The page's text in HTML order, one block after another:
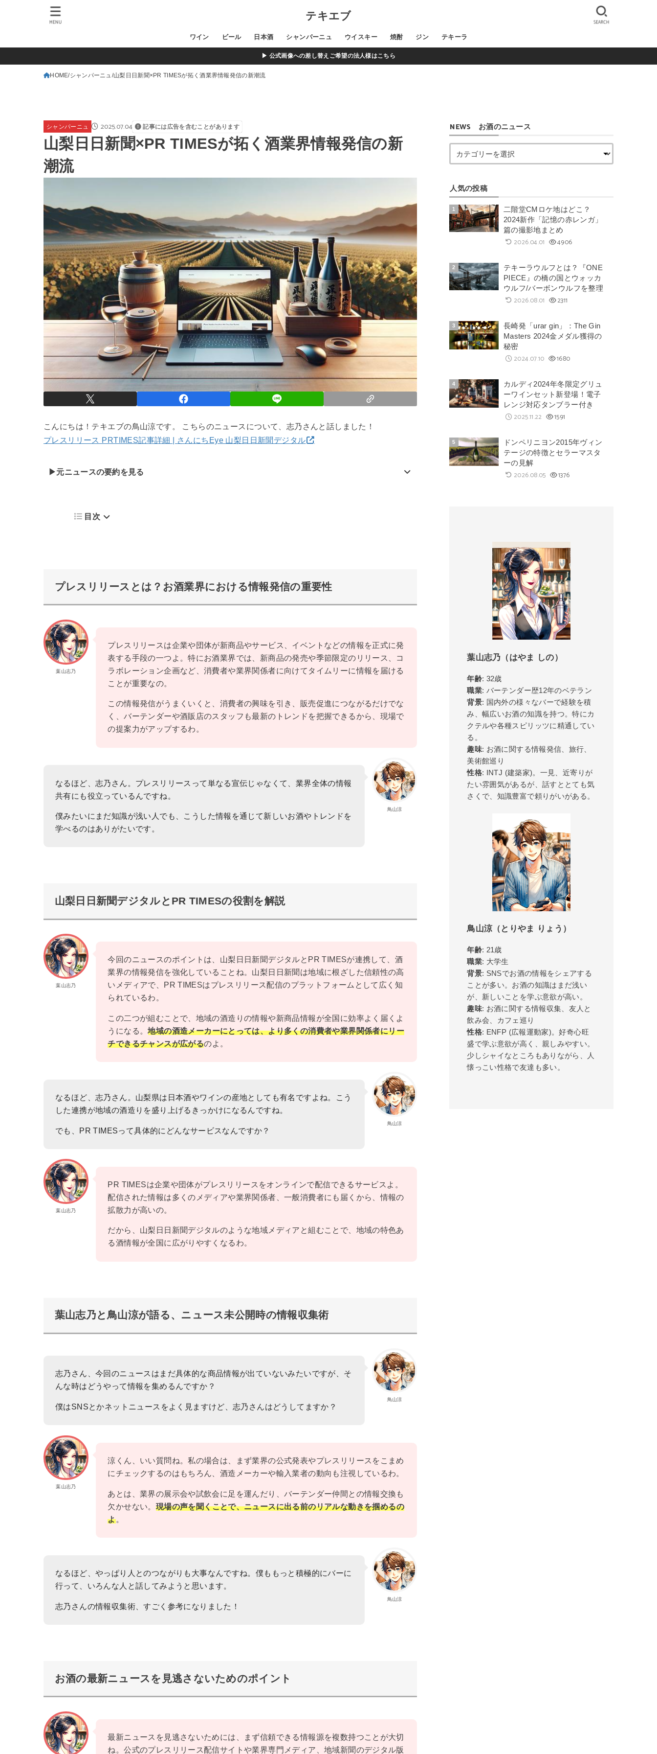
テキエブ
ワイン ビール 日本酒 シャンパーニュ ウイスキー 焼酎 ジン テキーラ
SEARCH
MENU
▶ 公式画像への差し替えご希望の法人様はこちら
HOME シャンパーニュ 山梨日日新聞×PR TIMESが拓く酒業界情報発信の新潮流
シャンパーニュ 2025.07.04 記事には広告を含むことがあります
山梨日日新聞×PR TIMESが拓く酒業界情報発信の新
潮流
こんにちは！テキエブの鳥山涼です。 こちらのニュースについて、志乃さんと話しました！
プレスリリース PRTIMES記事詳細 | さんにちEye 山梨日日新聞デジタル
▶元ニュースの要約を見る
目次
プレスリリースとは？お酒業界における情報発信の重要性
葉山志乃
プレスリリースは企業や団体が新商品やサービス、イベントなどの情報を正式に発
表する手段の一つよ。特にお酒業界では、新商品の発売や季節限定のリリース、コ
ラボレーション企画など、消費者や業界関係者に向けてタイムリーに情報を届ける
ことが重要なの。
この情報発信がうまくいくと、消費者の興味を引き、販売促進につながるだけでな
く、バーテンダーや酒販店のスタッフも最新のトレンドを把握できるから、現場で
の提案力がアップするわ。
鳥山涼
なるほど、志乃さん。プレスリリースって単なる宣伝じゃなくて、業界全体の情報
共有にも役立っているんですね。
僕みたいにまだ知識が浅い人でも、こうした情報を通じて新しいお酒やトレンドを
学べるのはありがたいです。
山梨日日新聞デジタルとPR TIMESの役割を解説
葉山志乃
今回のニュースのポイントは、山梨日日新聞デジタルとPR TIMESが連携して、酒
業界の情報発信を強化していることね。山梨日日新聞は地域に根ざした信頼性の高
いメディアで、PR TIMESはプレスリリース配信のプラットフォームとして広く知
られているわ。
この二つが組むことで、地域の酒造りの情報や新商品情報が全国に効率よく届くよ
うになる。地域の酒造メーカーにとっては、より多くの消費者や業界関係者にリー
チできるチャンスが広がるのよ。
鳥山涼
なるほど、志乃さん。山梨県は日本酒やワインの産地としても有名ですよね。こう
した連携が地域の酒造りを盛り上げるきっかけになるんですね。
でも、PR TIMESって具体的にどんなサービスなんですか？
葉山志乃
PR TIMESは企業や団体がプレスリリースをオンラインで配信できるサービスよ。
配信された情報は多くのメディアや業界関係者、一般消費者にも届くから、情報の
拡散力が高いの。
だから、山梨日日新聞デジタルのような地域メディアと組むことで、地域の特色あ
る酒情報が全国に広がりやすくなるわ。
葉山志乃と鳥山涼が語る、ニュース未公開時の情報収集術
鳥山涼
志乃さん、今回のニュースはまだ具体的な商品情報が出ていないみたいですが、そ
んな時はどうやって情報を集めるんですか？
僕はSNSとかネットニュースをよく見ますけど、志乃さんはどうしてますか？
葉山志乃
涼くん、いい質問ね。私の場合は、まず業界の公式発表やプレスリリースをこまめ
にチェックするのはもちろん、酒造メーカーや輸入業者の動向も注視しているわ。
あとは、業界の展示会や試飲会に足を運んだり、バーテンダー仲間との情報交換も
欠かせない。 現場の声を聞くことで、ニュースに出る前のリアルな動きを掴めるの
よ。
鳥山涼
なるほど、やっぱり人とのつながりも大事なんですね。僕ももっと積極的にバーに
行って、いろんな人と話してみようと思います。
志乃さんの情報収集術、すごく参考になりました！
お酒の最新ニュースを見逃さないためのポイント
最新ニュースを見逃さないためには、まず信頼できる情報源を複数持つことが大切
ね。公式のプレスリリース配信サイトや業界専門メディア、地域新聞のデジタル版
NEWS お酒のニュース
人気の投稿
二階堂CMロケ地はどこ？
2024新作「記憶の赤レンガ」
篇の撮影地まとめ
2026.04.01 4906
テキーラウルフとは？『ONE
PIECE』の橋の国とウォッカ
ウルフ/バーボンウルフを整理
2026.08.01 2311
長崎発「urar gin」：The Gin
Masters 2024金メダル獲得の
秘密
2024.07.10 1680
カルディ2024年冬限定グリュ
ーワインセット新登場！電子
レンジ対応タンブラー付き
2025.11.22 1591
ドンペリニヨン2015年ヴィン
テージの特徴とセラーマスタ
ーの見解
2026.08.05 1376
葉山志乃（はやま しの）
年齢: 32歳
職業: バーテンダー歴12年のベテラン
背景: 国内外の様々なバーで経験を積
み、幅広いお酒の知識を持つ。特にカ
クテルや各種スピリッツに精通してい
る。
趣味: お酒に関する情報発信、旅行、
美術館巡り
性格: INTJ (建築家)。一見、近寄りが
たい雰囲気があるが、話すととても気
さくで、知識豊富で頼りがいがある。
鳥山涼（とりやま りょう）
年齢: 21歳
職業: 大学生
背景: SNSでお酒の情報をシェアする
ことが多い。お酒の知識はまだ浅い
が、新しいことを学ぶ意欲が高い。
趣味: お酒に関する情報収集、友人と
飲み会、カフェ巡り
性格: ENFP (広報運動家)。好奇心旺
盛で学ぶ意欲が高く、親しみやすい。
少しシャイなところもありながら、人
懐っこい性格で友達も多い。